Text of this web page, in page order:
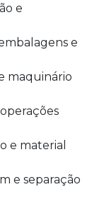
e
e
maquinário
e material
e separação